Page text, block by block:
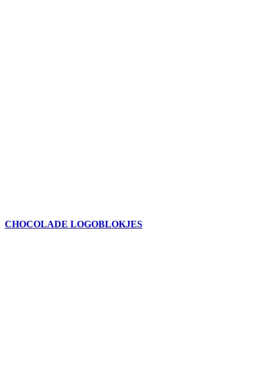
CHOCOLADE LOGOBLOKJES